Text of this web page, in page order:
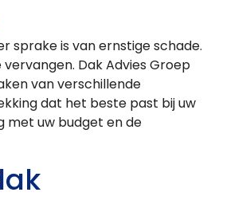
sprake is van ernstige schade.
Dak Advies Groep
van verschillende
dat het beste past bij uw
met uw budget en de